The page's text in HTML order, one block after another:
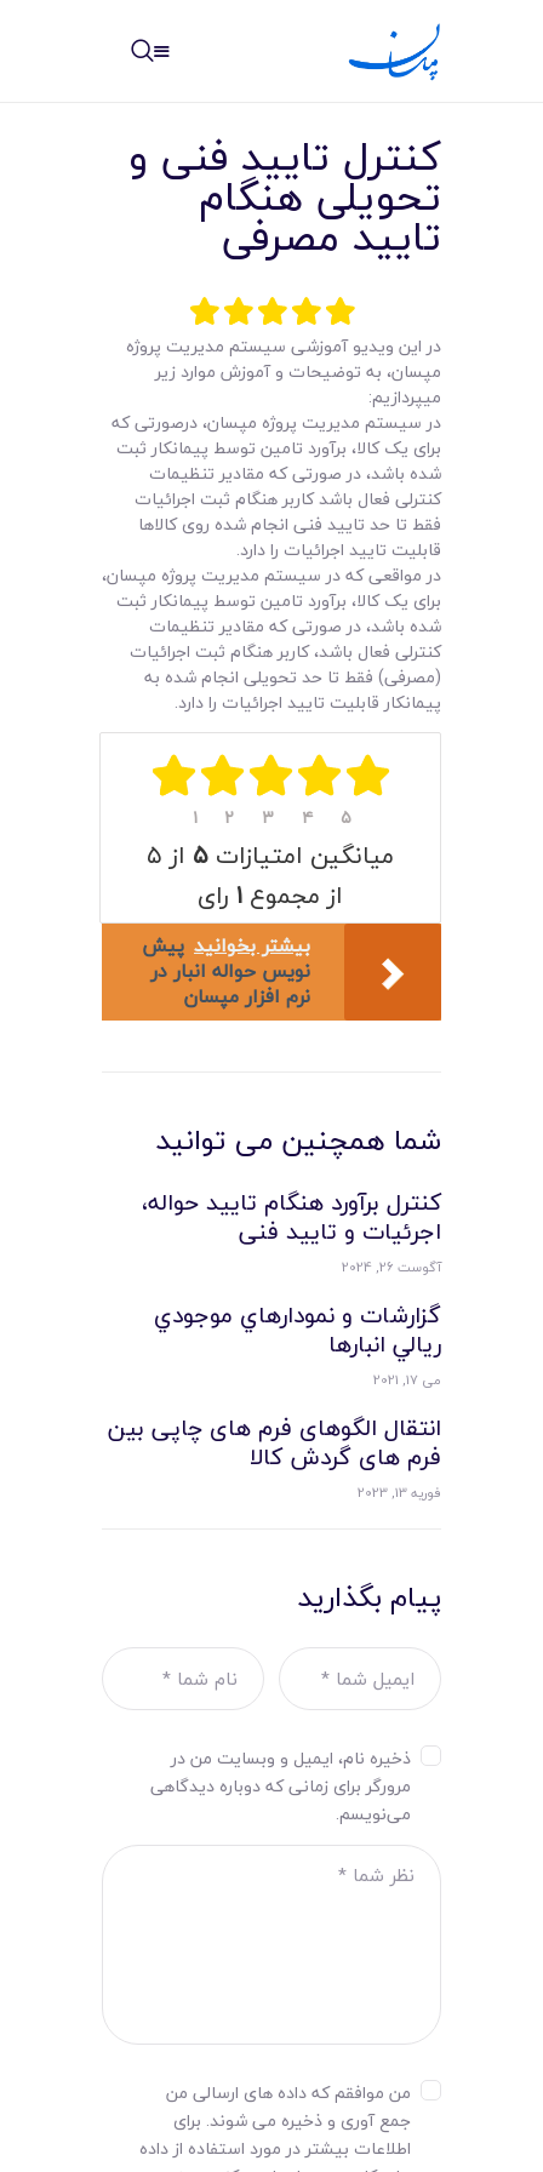
خانه
نوشته ها
مرکز آموزش
امکانات
سیستم ها
لیست قیمت محصولات
کنترل تایید فنی و
تحویلی هنگام
تایید مصرفی
در این ویدیو آموزشی سیستم مدیریت پروژه
مپسان، به توضیحات و آموزش موارد زیر
میپردازیم:
در سیستم مدیریت پروژه مپسان، درصورتی که
برای یک کالا، برآورد تامین توسط پیمانکار ثبت
شده باشد، در صورتی که مقادیر تنظیمات
کنترلی فعال باشد کاربر هنگام ثبت اجرائیات
فقط تا حد تایید فنی انجام شده روی کالاها
قابلیت تایید اجرائیات را دارد.
در مواقعی که در سیستم مدیریت پروژه مپسان،
برای یک کالا، برآورد تامین توسط پیمانکار ثبت
شده باشد، در صورتی که مقادیر تنظیمات
کنترلی فعال باشد، کاربر هنگام ثبت اجرائیات
(مصرفی) فقط تا حد تحویلی انجام شده به
پیمانکار قابلیت تایید اجرائیات را دارد.
۱ ۲ ۳ ۴ ۵
میانگین امتیازات ۵ از ۵
از مجموع ۱ رای
بیشتر بخوانید پیش
نویس حواله انبار در
نرم افزار مپسان
شما همچنین می توانید
کنترل برآورد هنگام تایید حواله،
اجرئیات و تایید فنی
آگوست 26, 2024
گزارشات و نمودارهاي موجودي
ريالي انبارها
می 17, 2021
انتقال الگوهای فرم های چاپی بین
فرم های گردش کالا
فوریه 13, 2023
پیام بگذارید
ذخیره نام، ایمیل و وبسایت من در
مرورگر برای زمانی که دوباره دیدگاهی
می‌نویسم.
من موافقم که داده های ارسالی من
جمع آوری و ذخیره می شوند. برای
اطلاعات بیشتر در مورد استفاده از داده